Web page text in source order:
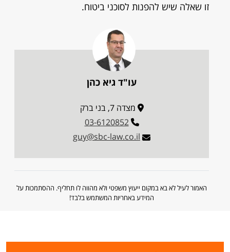
זו שאלה שיש להפנות לסוכני ביטוח.
עו"ד גיא כהן
מצדה 7, בני ברק
03-6120852
guy@sbc-law.co.il
האמור לעיל לא בא במקום ייעוץ משפטי ולא מהווה לו תחליף. ההסתמכות על
המידע באחריות המשתמש בלבד!